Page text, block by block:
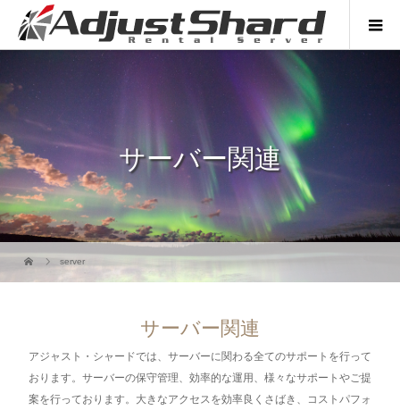
サーバー関連
server
サーバー関連
アジャスト・シャードでは、サーバーに関わる全てのサポートを行って
おります。サーバーの保守管理、効率的な運用、様々なサポートやご提
案を行っております。大きなアクセスを効率良くさばき、コストパフォ